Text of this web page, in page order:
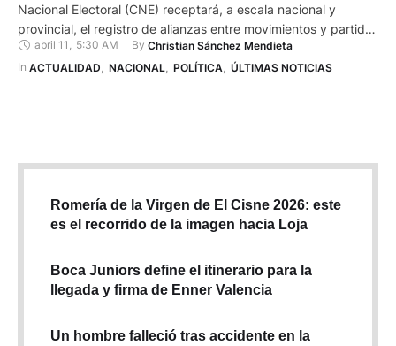
Nacional Electoral (CNE) receptará, a escala nacional y
provincial, el registro de alianzas entre movimientos y partidos
políticos. Este proceso corresponde a las Elecciones
Seccionales y del Consejo de Participación Ciudadana y
abril 11 , 5:30 AM By Christian Sánchez Mendieta
In ACTUALIDAD NACIONAL POLÍTICA ÚLTIMAS NOTICIAS
Romería de la Virgen de El Cisne 2026: este
es el recorrido de la imagen hacia Loja
Boca Juniors define el itinerario para la
llegada y firma de Enner Valencia
Un hombre falleció tras accidente en la